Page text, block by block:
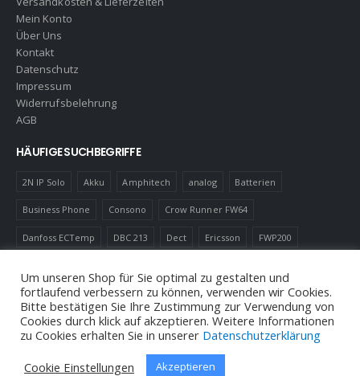
Mein Konto
Über Uns
Kontakt
Datenschutz
Impressum
Widerrufsbelehrung
AGB
HÄUFIGE SUCHBEGRIFFE
2N IP Solo Akku Amphitech analog Batterien
Business Phone Consono Crow Runner FW64
Danfoss ECTemp DBC 213 Dect Ericsson FWP200
Robotics Schnurlostelefon Shelly Virenfilter
© Andreas Neuhold, Nachrichtenelektronische Anlagen E.U. 2020
Um unseren Shop für Sie optimal zu gestalten und
fortlaufend verbessern zu können, verwenden wir Cookies.
Bitte bestätigen Sie Ihre Zustimmung zur Verwendung von
Cookies durch klick auf akzeptieren. Weitere Informationen
zu Cookies erhalten Sie in unserer Datenschutzerklärung
Cookie Einstellungen
Akzeptieren